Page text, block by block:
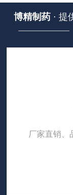
博精制药 · 提
厂家直销、